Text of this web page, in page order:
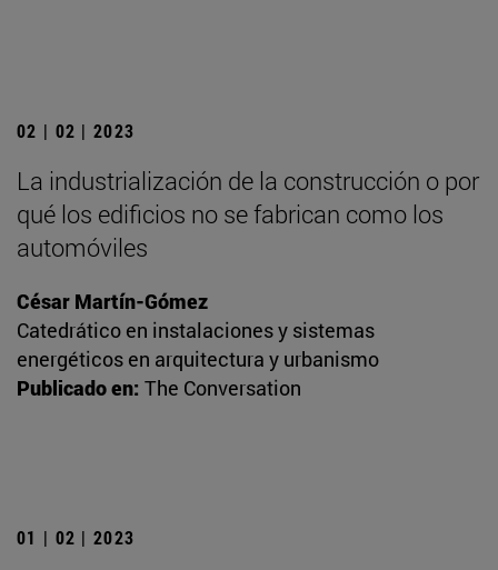
02 | 02 | 2023
La industrialización de la construcción o por
qué los edificios no se fabrican como los
automóviles
César Martín-Gómez
Catedrático en instalaciones y sistemas
energéticos en arquitectura y urbanismo
Publicado en: The Conversation
01 | 02 | 2023